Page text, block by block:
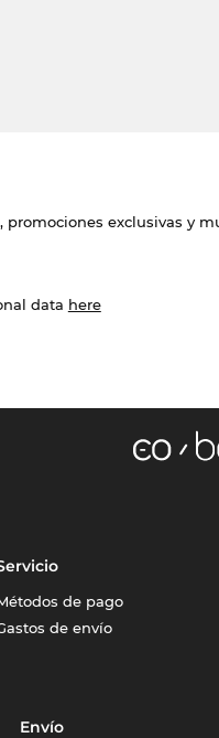
exclusivas y
data here
de pago
de envío
Envío